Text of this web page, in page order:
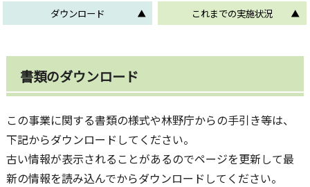
ダウンロード これまでの実施状況
書類のダウンロード
この事業に関する書類の様式や林野庁からの手引き等は、
下記からダウンロードしてください。
古い情報が表示されることがあるのでページを更新して最
新の情報を読み込んでからダウンロードしてください。